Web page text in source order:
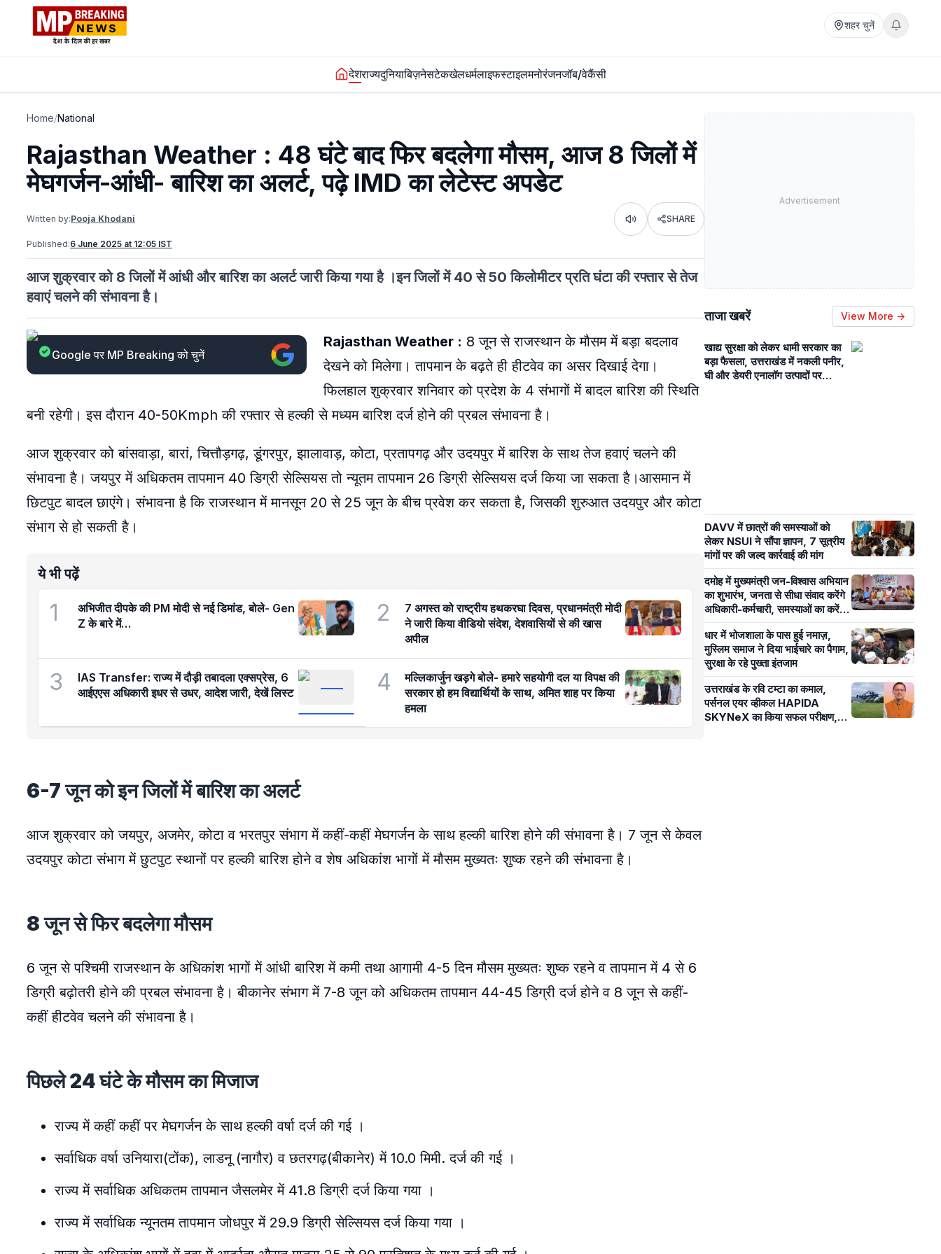
शहर चुनें
देशराज्यदुनियाबिज़नेसटेकखेलधर्मलाइफस्टाइलमनोरंजनजॉब/वेकैंसी
Home/National
Rajasthan Weather : 48 घंटे बाद फिर बदलेगा मौसम, आज 8 जिलों में
मेघगर्जन-आंधी- बारिश का अलर्ट, पढ़े IMD का लेटेस्ट अपडेट
Written by:Pooja Khodani Listen SHARE
Published:6 June 2025 at 12:05 IST
आज शुक्रवार को 8 जिलों में आंधी और बारिश का अलर्ट जारी किया गया है ।इन जिलों में 40 से 50 किलोमीटर प्रति घंटा की रफ्तार से तेज
हवाएं चलने की संभावना है।
Google पर MP Breaking को चुनें
Rajasthan Weather : 8 जून से राजस्थान के मौसम में बड़ा बदलाव
देखने को मिलेगा। तापमान के बढ़ते ही हीटवेव का असर दिखाई देगा।
फिलहाल शुक्रवार शनिवार को प्रदेश के 4 संभागों में बादल बारिश की स्थिति
बनी रहेगी। इस दौरान 40-50Kmph की रफ्तार से हल्की से मध्यम बारिश दर्ज होने की प्रबल संभावना है।
आज शुक्रवार को बांसवाड़ा, बारां, चित्तौड़गढ़, डूंगरपुर, झालावाड़, कोटा, प्रतापगढ़ और उदयपुर में बारिश के साथ तेज हवाएं चलने की
संभावना है। जयपुर में अधिकतम तापमान 40 डिग्री सेल्सियस तो न्यूतम तापमान 26 डिग्री सेल्सियस दर्ज किया जा सकता है।आसमान में
छिटपुट बादल छाएंगे। संभावना है कि राजस्थान में मानसून 20 से 25 जून के बीच प्रवेश कर सकता है, जिसकी शुरुआत उदयपुर और कोटा
संभाग से हो सकती है।
ये भी पढ़ें
1
अभिजीत दीपके की PM मोदी से नई डिमांड, बोले- Gen
Z के बारे में…
2
7 अगस्त को राष्ट्रीय हथकरघा दिवस, प्रधानमंत्री मोदी
ने जारी किया वीडियो संदेश, देशवासियों से की खास
अपील
3
IAS Transfer: राज्य में दौड़ी तबादला एक्सप्रेस, 6
आईएएस अधिकारी इधर से उधर, आदेश जारी, देखें लिस्ट
4
मल्लिकार्जुन खड़गे बोले- हमारे सहयोगी दल या विपक्ष की
सरकार हो हम विद्यार्थियों के साथ, अमित शाह पर किया
हमला
6-7 जून को इन जिलों में बारिश का अलर्ट
आज शुक्रवार को जयपुर, अजमेर, कोटा व भरतपुर संभाग में कहीं-कहीं मेघगर्जन के साथ हल्की बारिश होने की संभावना है। 7 जून से केवल
उदयपुर कोटा संभाग में छुटपुट स्थानों पर हल्की बारिश होने व शेष अधिकांश भागों में मौसम मुख्यतः शुष्क रहने की संभावना है।
8 जून से फिर बदलेगा मौसम
6 जून से पश्चिमी राजस्थान के अधिकांश भागों में आंधी बारिश में कमी तथा आगामी 4-5 दिन मौसम मुख्यतः शुष्क रहने व तापमान में 4 से 6
डिग्री बढ़ोतरी होने की प्रबल संभावना है। बीकानेर संभाग में 7-8 जून को अधिकतम तापमान 44-45 डिग्री दर्ज होने व 8 जून से कहीं-
कहीं हीटवेव चलने की संभावना है।
पिछले 24 घंटे के मौसम का मिजाज
राज्य में कहीं कहीं पर मेघगर्जन के साथ हल्की वर्षा दर्ज की गई ।
सर्वाधिक वर्षा उनियारा(टोंक), लाडनू (नागौर) व छतरगढ़(बीकानेर) में 10.0 मिमी. दर्ज की गई ।
राज्य में सर्वाधिक अधिकतम तापमान जैसलमेर में 41.8 डिग्री दर्ज किया गया ।
राज्य में सर्वाधिक न्यूनतम तापमान जोधपुर में 29.9 डिग्री सेल्सियस दर्ज किया गया ।
Advertisement
ताजा खबरें View More →
खाद्य सुरक्षा को लेकर धामी सरकार का
बड़ा फैसला, उत्तराखंड में नकली पनीर,
घी और डेयरी एनालॉग उत्पादों पर
DAVV में छात्रों की समस्याओं को
लेकर NSUI ने सौंपा ज्ञापन, 7 सूत्रीय
मांगों पर की जल्द कार्रवाई की मांग
दमोह में मुख्यमंत्री जन-विश्वास अभियान
का शुभारंभ, जनता से सीधा संवाद करेंगे
अधिकारी-कर्मचारी, समस्याओं का करेंगे
निराकरण
धार में भोजशाला के पास हुई नमाज़,
मुस्लिम समाज ने दिया भाईचारे का पैगाम,
सुरक्षा के रहे पुख्ता इंतजाम
उत्तराखंड के रवि टम्टा का कमाल,
पर्सनल एयर व्हीकल HAPIDA
SKYNeX का किया सफल परीक्षण,